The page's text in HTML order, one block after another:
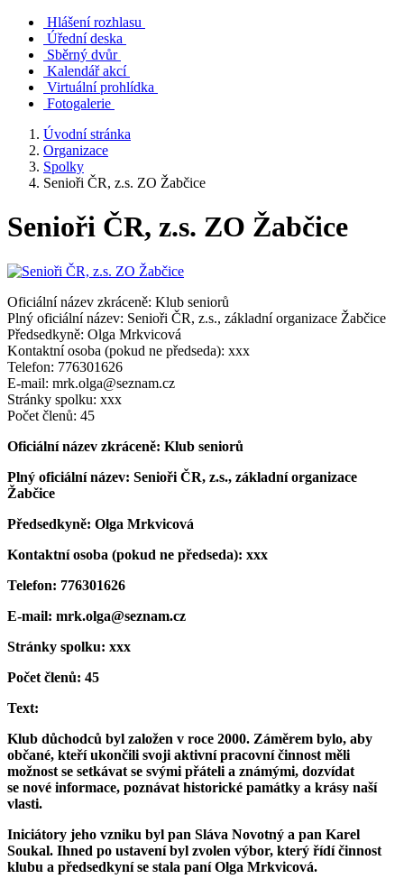
Hlášení rozhlasu
Úřední deska
Sběrný dvůr
Kalendář akcí
Virtuální prohlídka
Fotogalerie
Úvodní stránka
Organizace
Spolky
Senioři ČR, z.s. ZO Žabčice
Senioři ČR, z.s. ZO Žabčice
Oficiální název zkráceně: Klub seniorů
Plný oficiální název: Senioři ČR, z.s., základní organizace Žabčice
Předsedkyně: Olga Mrkvicová
Kontaktní osoba (pokud ne předseda): xxx
Telefon: 776301626
E-mail: mrk.olga@seznam.cz
Stránky spolku: xxx
Počet členů: 45
Oficiální název zkráceně: Klub seniorů
Plný oficiální název: Senioři ČR, z.s., základní organizace
Žabčice
Předsedkyně: Olga Mrkvicová
Kontaktní osoba (pokud ne předseda): xxx
Telefon: 776301626
E-mail: mrk.olga@seznam.cz
Stránky spolku: xxx
Počet členů: 45
Text:
Klub důchodců byl založen v roce 2000. Záměrem bylo, aby
občané, kteří ukončili svoji aktivní pracovní činnost měli
možnost se setkávat se svými přáteli a známými, dozvídat
se nové informace, poznávat historické památky a krásy naší
vlasti.
Iniciátory jeho vzniku byl pan Sláva Novotný a pan Karel
Soukal. Ihned po ustavení byl zvolen výbor, který řídí činnost
klubu a předsedkyní se stala paní Olga Mrkvicová.